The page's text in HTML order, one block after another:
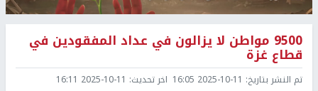
9500 مواطن لا يزالون في عداد المفقودين في
قطاع غزة
تم النشر بتاريخ: 2025-10-11 16:05 اخر تحديث: 2025-10-11 16:11